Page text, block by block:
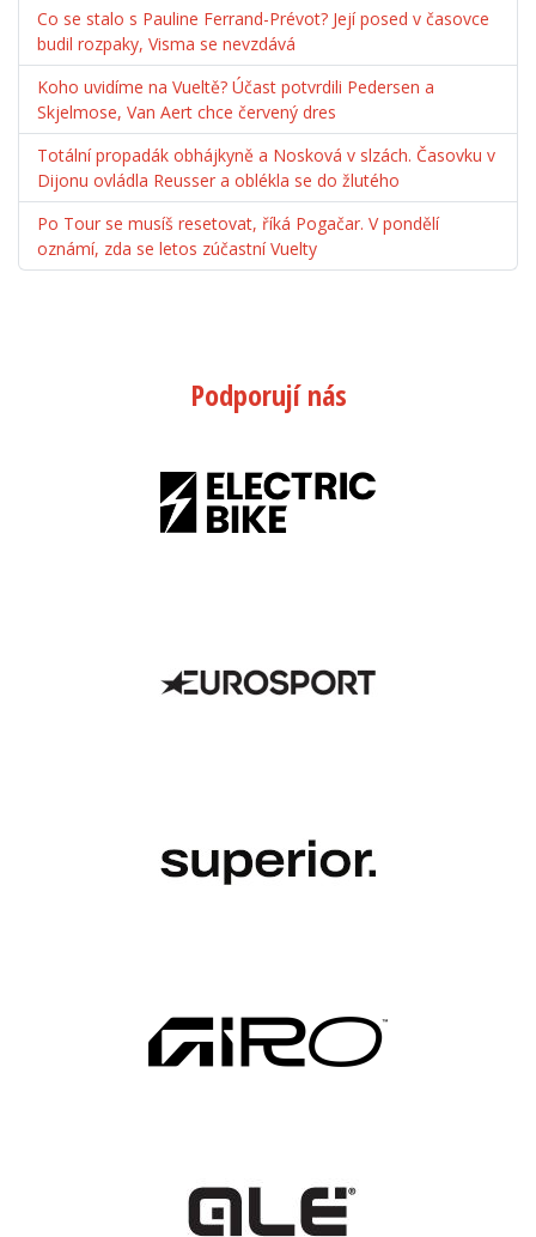
Co se stalo s Pauline Ferrand-Prévot? Její posed v časovce
budil rozpaky, Visma se nevzdává
Koho uvidíme na Vueltě? Účast potvrdili Pedersen a
Skjelmose, Van Aert chce červený dres
Totální propadák obhájkyně a Nosková v slzách. Časovku v
Dijonu ovládla Reusser a oblékla se do žlutého
Po Tour se musíš resetovat, říká Pogačar. V pondělí
oznámí, zda se letos zúčastní Vuelty
Podporují nás